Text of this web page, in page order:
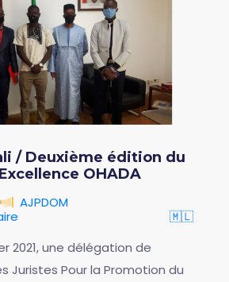
/ Deuxième édition du
OHADA
AJPDOM
🇲🇱
2021, une délégation de
Juristes Pour la Promotion du